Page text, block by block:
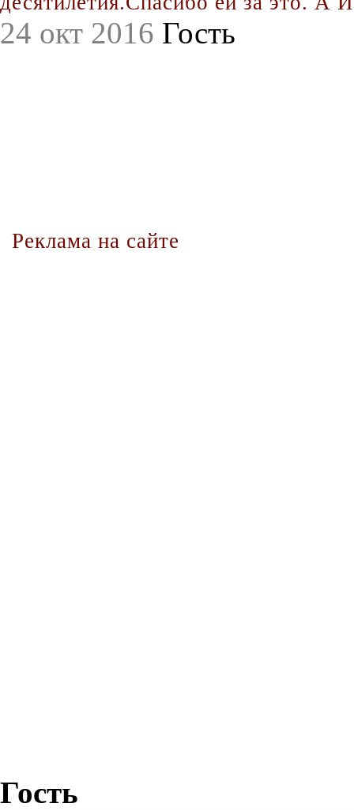
24 окт 2016 Гость
Реклама на сайте
Гость